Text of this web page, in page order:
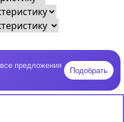
предложения
Подобрать